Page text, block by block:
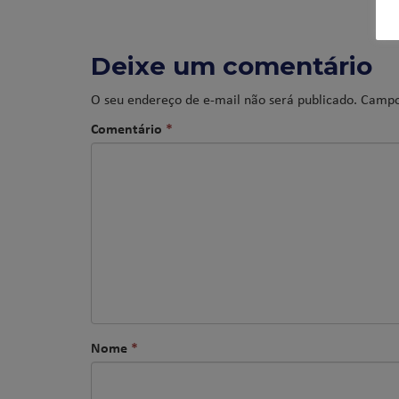
Deixe um comentário
O seu endereço de e-mail não será publicado.
Comentário *
Nome *